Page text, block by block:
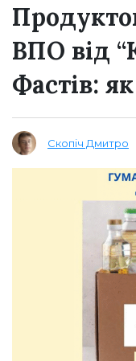
ВПО від
Фастів:
Скопіч Дмитро